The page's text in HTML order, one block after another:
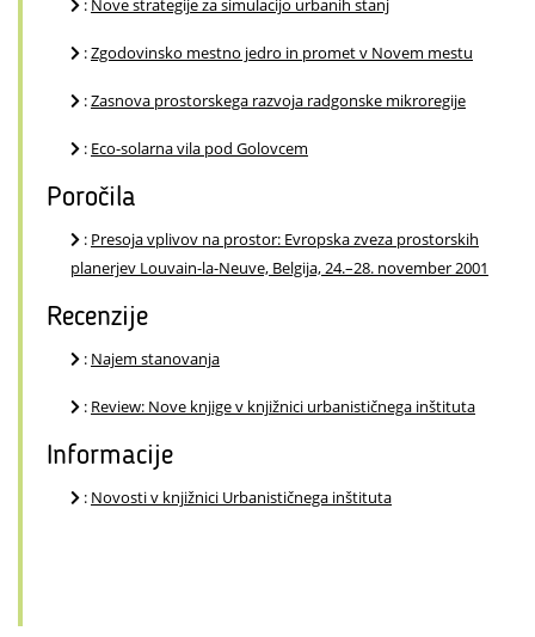
: Nove strategije za simulacijo urbanih stanj
:Zgodovinsko mestno jedro in promet v Novem mestu
:Zasnova prostorskega razvoja radgonske mikroregije
: Eco-solarna vila pod Golovcem
Poročila
: Presoja vplivov na prostor: Evropska zveza prostorskih
planerjev Louvain-la-Neuve, Belgija, 24.–28. november 2001
Recenzije
: Najem stanovanja
: Review: Nove knjige v knjižnici urbanističnega inštituta
Informacije
: Novosti v knjižnici Urbanističnega inštituta